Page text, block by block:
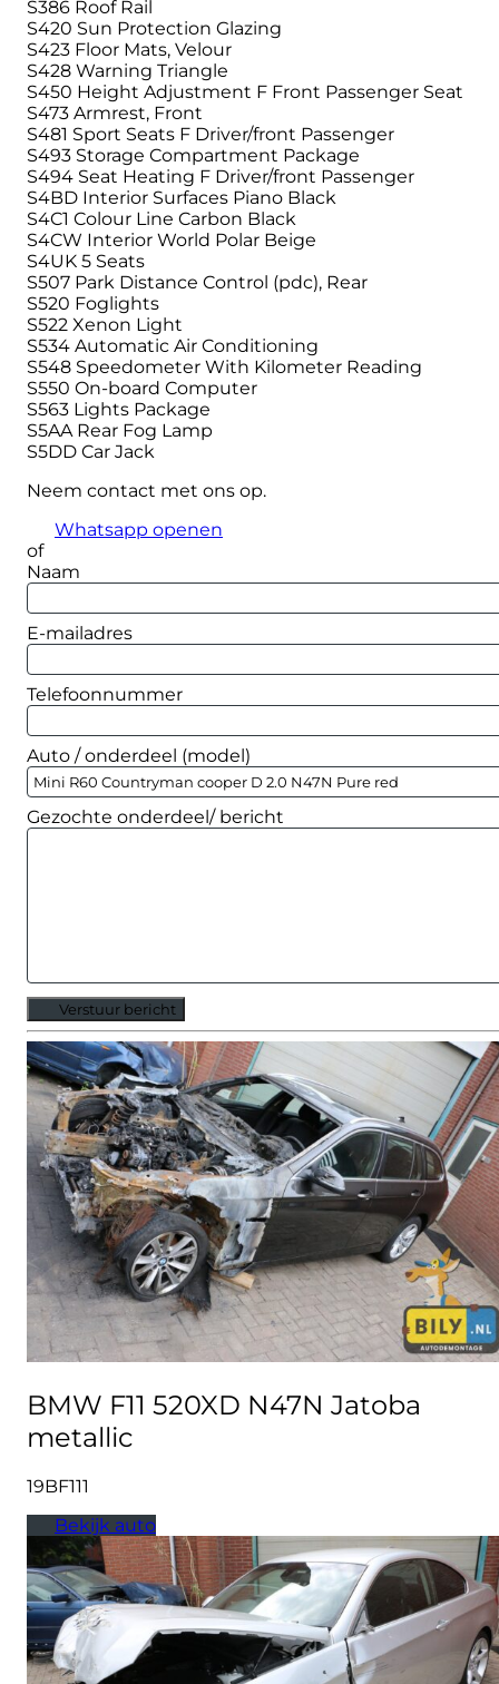
S386 Roof Rail
S420 Sun Protection Glazing
S423 Floor Mats, Velour
S428 Warning Triangle
S450 Height Adjustment F Front Passenger Seat
S473 Armrest, Front
S481 Sport Seats F Driver/front Passenger
S493 Storage Compartment Package
S494 Seat Heating F Driver/front Passenger
S4BD Interior Surfaces Piano Black
S4C1 Colour Line Carbon Black
S4CW Interior World Polar Beige
S4UK 5 Seats
S507 Park Distance Control (pdc), Rear
S520 Foglights
S522 Xenon Light
S534 Automatic Air Conditioning
S548 Speedometer With Kilometer Reading
S550 On-board Computer
S563 Lights Package
S5AA Rear Fog Lamp
S5DD Car Jack
Neem contact met ons op.
Whatsapp openen
of
Naam
E-mailadres
Telefoonnummer
Auto / onderdeel (model)
Gezochte onderdeel/ bericht
Verstuur bericht
Alternative:
BMW F11 520XD N47N Jatoba
metallic
19BF111
Bekijk auto